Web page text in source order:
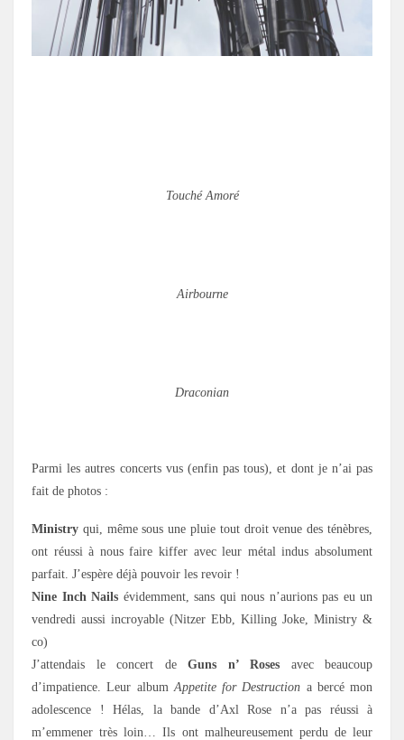
Touché Amoré
Airbourne
Draconian
Parmi les autres concerts vus (enfin pas tous), et dont je n’ai pas
fait de photos :
Ministry qui, même sous une pluie tout droit venue des ténèbres,
ont réussi à nous faire kiffer avec leur métal indus absolument
parfait. J’espère déjà pouvoir les revoir !
Nine Inch Nails évidemment, sans qui nous n’aurions pas eu un
vendredi aussi incroyable (Nitzer Ebb, Killing Joke, Ministry &
co)
J’attendais le concert de Guns n’ Roses avec beaucoup
d’impatience. Leur album Appetite for Destruction a bercé mon
adolescence ! Hélas, la bande d’Axl Rose n’a pas réussi à
m’emmener très loin… Ils ont malheureusement perdu de leur